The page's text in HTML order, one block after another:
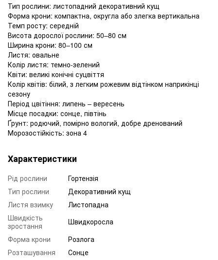
Тип рослини: листопадний декоративний кущ
Форма крони: компактна, округла або злегка вертикальна
Темп росту: середній
Висота дорослої рослини: 50–80 см
Ширина крони: 80–100 см
Листя: овальне
Колір листя: темно-зелений
Квіти: великі конічні суцвіття
Колір квітів: білий, з легким рожевим відтінком наприкінці
сезону
Період цвітіння: липень – вересень
Місце посадки: сонце, півтінь
Ґрунт: родючий, помірно вологий, добре дренований
Морозостійкість: зона 4
Характеристики
Рід рослини
Гортензія
Тип рослини
Декоративний кущ
Листя взимку
Листопадна
Швидкість
зростання
Швидкоросла
Форма крони
Розлога
Розташування
Сонце